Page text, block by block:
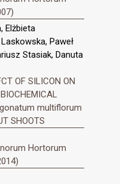
Elżbieta
Paweł
Stasiak, Danuta
OF SILICON ON
multiflorum
SHOOTS
Hortorum